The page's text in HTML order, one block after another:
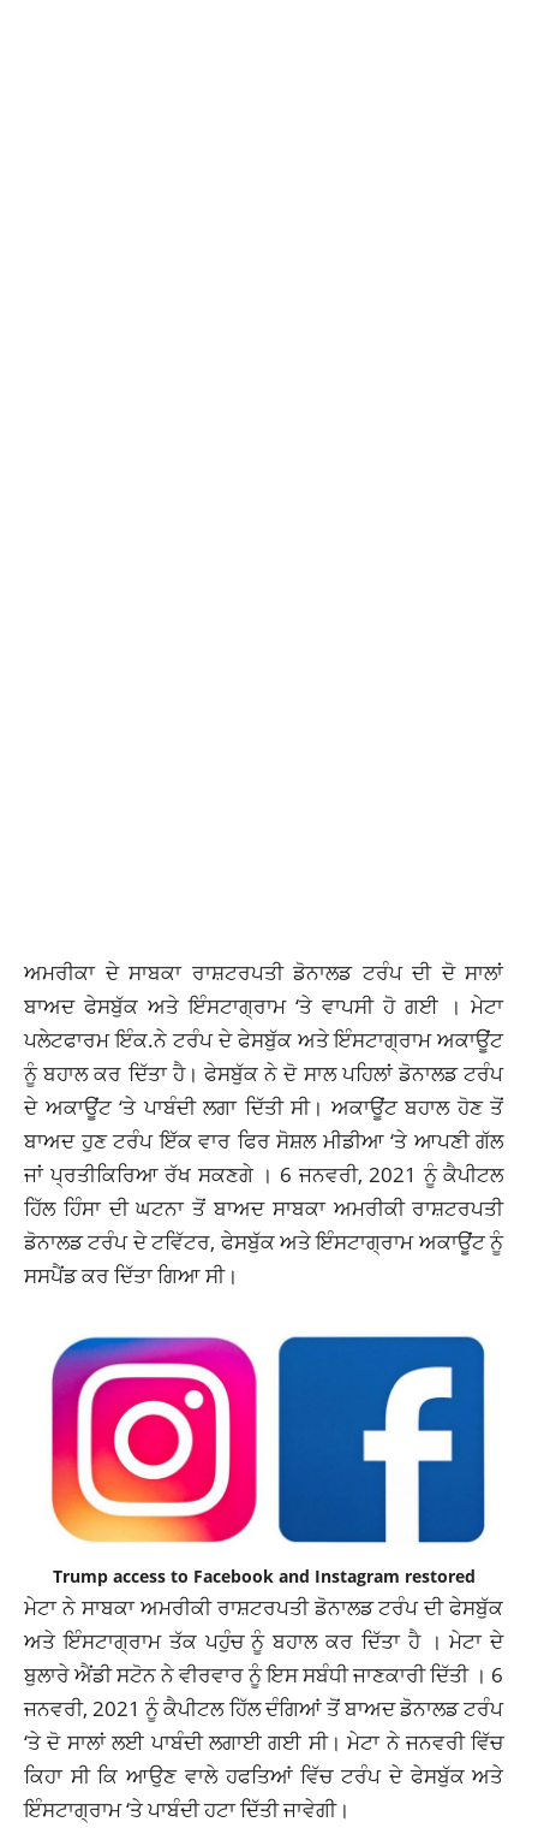
ਅਮਰੀਕਾ ਦੇ ਸਾਬਕਾ ਰਾਸ਼ਟਰਪਤੀ ਡੋਨਾਲਡ ਟਰੰਪ ਦੀ ਦੋ ਸਾਲਾਂ
ਬਾਅਦ ਫੇਸਬੁੱਕ ਅਤੇ ਇੰਸਟਾਗ੍ਰਾਮ ‘ਤੇ ਵਾਪਸੀ ਹੋ ਗਈ । ਮੇਟਾ
ਪਲੇਟਫਾਰਮ ਇੰਕ.ਨੇ ਟਰੰਪ ਦੇ ਫੇਸਬੁੱਕ ਅਤੇ ਇੰਸਟਾਗ੍ਰਾਮ ਅਕਾਊਂਟ
ਨੂੰ ਬਹਾਲ ਕਰ ਦਿੱਤਾ ਹੈ। ਫੇਸਬੁੱਕ ਨੇ ਦੋ ਸਾਲ ਪਹਿਲਾਂ ਡੋਨਾਲਡ ਟਰੰਪ
ਦੇ ਅਕਾਊਂਟ ‘ਤੇ ਪਾਬੰਦੀ ਲਗਾ ਦਿੱਤੀ ਸੀ। ਅਕਾਊਂਟ ਬਹਾਲ ਹੋਣ ਤੋਂ
ਬਾਅਦ ਹੁਣ ਟਰੰਪ ਇੱਕ ਵਾਰ ਫਿਰ ਸੋਸ਼ਲ ਮੀਡੀਆ ‘ਤੇ ਆਪਣੀ ਗੱਲ
ਜਾਂ ਪ੍ਰਤੀਕਿਰਿਆ ਰੱਖ ਸਕਣਗੇ । 6 ਜਨਵਰੀ, 2021 ਨੂੰ ਕੈਪੀਟਲ
ਹਿੱਲ ਹਿੰਸਾ ਦੀ ਘਟਨਾ ਤੋਂ ਬਾਅਦ ਸਾਬਕਾ ਅਮਰੀਕੀ ਰਾਸ਼ਟਰਪਤੀ
ਡੋਨਾਲਡ ਟਰੰਪ ਦੇ ਟਵਿੱਟਰ, ਫੇਸਬੁੱਕ ਅਤੇ ਇੰਸਟਾਗ੍ਰਾਮ ਅਕਾਊਂਟ ਨੂੰ
ਸਸਪੈਂਡ ਕਰ ਦਿੱਤਾ ਗਿਆ ਸੀ।
Trump access to Facebook and Instagram restored
ਮੇਟਾ ਨੇ ਸਾਬਕਾ ਅਮਰੀਕੀ ਰਾਸ਼ਟਰਪਤੀ ਡੋਨਾਲਡ ਟਰੰਪ ਦੀ ਫੇਸਬੁੱਕ
ਅਤੇ ਇੰਸਟਾਗ੍ਰਾਮ ਤੱਕ ਪਹੁੰਚ ਨੂੰ ਬਹਾਲ ਕਰ ਦਿੱਤਾ ਹੈ । ਮੇਟਾ ਦੇ
ਬੁਲਾਰੇ ਐਂਡੀ ਸਟੋਨ ਨੇ ਵੀਰਵਾਰ ਨੂੰ ਇਸ ਸਬੰਧੀ ਜਾਣਕਾਰੀ ਦਿੱਤੀ । 6
ਜਨਵਰੀ, 2021 ਨੂੰ ਕੈਪੀਟਲ ਹਿੱਲ ਦੰਗਿਆਂ ਤੋਂ ਬਾਅਦ ਡੋਨਾਲਡ ਟਰੰਪ
‘ਤੇ ਦੋ ਸਾਲਾਂ ਲਈ ਪਾਬੰਦੀ ਲਗਾਈ ਗਈ ਸੀ। ਮੇਟਾ ਨੇ ਜਨਵਰੀ ਵਿੱਚ
ਕਿਹਾ ਸੀ ਕਿ ਆਉਣ ਵਾਲੇ ਹਫਤਿਆਂ ਵਿੱਚ ਟਰੰਪ ਦੇ ਫੇਸਬੁੱਕ ਅਤੇ
ਇੰਸਟਾਗ੍ਰਾਮ ‘ਤੇ ਪਾਬੰਦੀ ਹਟਾ ਦਿੱਤੀ ਜਾਵੇਗੀ।